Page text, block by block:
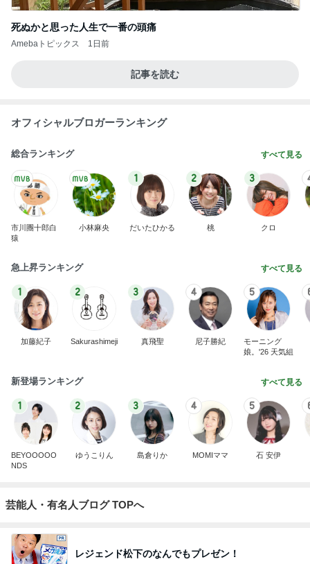
死ぬかと思った人生で一番の頭痛
Amebaトピックス 1日前
記事を読む
オフィシャルブロガーランキング
総合ランキング すべて見る
市川團十郎白
猿
小林麻央
1
だいたひかる
2
桃
3
クロ
急上昇ランキング すべて見る
1
加藤紀子
2
Sakurashimeji
3
真飛聖
4
尼子勝紀
5
モーニング
娘。'26 天気組
新登場ランキング すべて見る
1
BEYOOOOO
NDS
2
ゆうこりん
3
島倉りか
4
MOMIママ
5
石 安伊
芸能人・有名人ブログ TOPへ
レジェンド松下のなんでもプレゼン！